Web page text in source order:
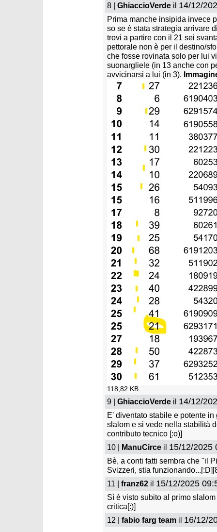
8 | GhiaccioVerdeil 14/12/
Prima manche insipida invece
so se è stata strategia arrivare
trovi a partire con il 21 sei
pettorale non è per il destino/
che fosse rovinata solo per lui
suonargliele (in 13 anche con
avvicinarsi a lui (in 3).
118,82 KB
9 | GhiaccioVerdeil 14/12/
E' diventato stabile e potente
slalom e si vede nella stabilità
contributo tecnico [:o)]
10 | ManuCirceil 15/12/2025
Bè, a conti fatti sembra che "il
Svizzeri, stia
11 | franz62il 15/12/2025
Sì è visto subito al primo
critica[:)]
12 | fabio farg teamil 16/12/